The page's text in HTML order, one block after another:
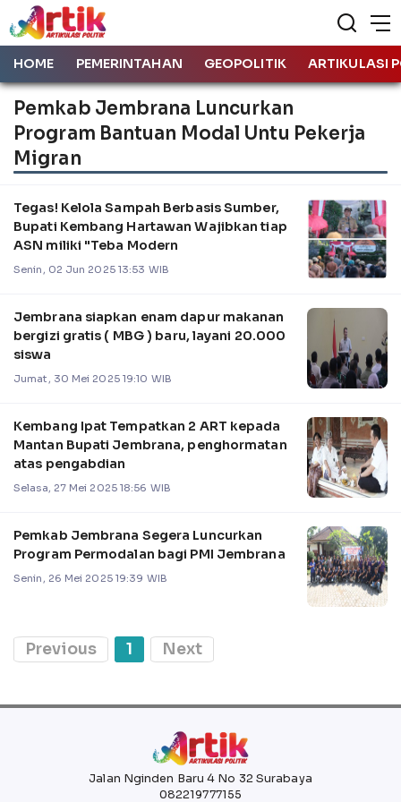
HOME PEMERINTAHAN GEOPOLITIK ARTIKULASI
Pemkab Jembrana Luncurkan
Program Bantuan Modal Untu Pekerja
Migran
Tegas! Kelola Sampah Berbasis Sumber,
Bupati Kembang Hartawan Wajibkan tiap
ASN miliki "Teba Modern
Senin, 02 Jun 2025 13:53 WIB
Jembrana siapkan enam dapur makanan
bergizi gratis ( MBG ) baru, layani 20.000
siswa
Jumat, 30 Mei 2025 19:10 WIB
Kembang Ipat Tempatkan 2 ART kepada
Mantan Bupati Jembrana, penghormatan
atas pengabdian
Selasa, 27 Mei 2025 18:56 WIB
Pemkab Jembrana Segera Luncurkan
Program Permodalan bagi PMI Jembrana
Senin, 26 Mei 2025 19:39 WIB
Previous 1 Next
Jalan Nginden Baru 4 No 32 Surabaya
082219777155